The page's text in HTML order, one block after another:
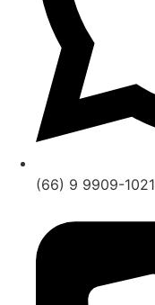
(66) 9 9909-1021